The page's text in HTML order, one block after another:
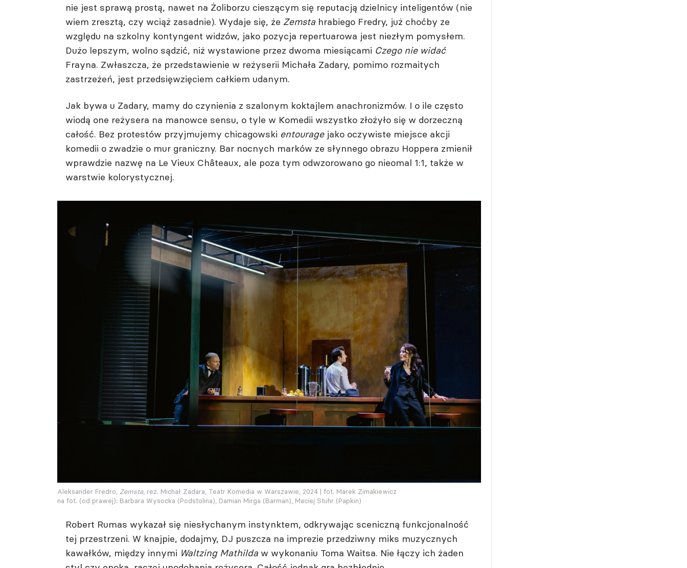
nie jest sprawą prostą, nawet na Żoliborzu cieszącym się reputacją dzielnicy inteligentów (nie
wiem zresztą, czy wciąż zasadnie). Wydaje się, że Zemsta hrabiego Fredry, już choćby ze
względu na szkolny kontyngent widzów, jako pozycja repertuarowa jest niezłym pomysłem.
Dużo lepszym, wolno sądzić, niż wystawione przez dwoma miesiącami Czego nie widać
Frayna. Zwłaszcza, że przedstawienie w reżyserii Michała Zadary, pomimo rozmaitych
zastrzeżeń, jest przedsięwzięciem całkiem udanym.
Jak bywa u Zadary, mamy do czynienia z szalonym koktajlem anachronizmów. I o ile często
wiodą one reżysera na manowce sensu, o tyle w Komedii wszystko złożyło się w dorzeczną
całość. Bez protestów przyjmujemy chicagowski entourage jako oczywiste miejsce akcji
komedii o zwadzie o mur graniczny. Bar nocnych marków ze słynnego obrazu Hoppera zmienił
wprawdzie nazwę na Le Vieux Châteaux, ale poza tym odwzorowano go nieomal 1:1, także w
warstwie kolorystycznej.
Aleksander Fredro, Zemsta , reż. Michał Zadara, Teatr Komedia w Warszawie, 2024 | fot. Marek Zimakiewicz
na fot. (od prawej): Barbara Wysocka (Podstolina), Damian Mirga (Barman), Maciej Stuhr (Papkin)
Robert Rumas wykazał się niesłychanym instynktem, odkrywając sceniczną funkcjonalność
tej przestrzeni. W knajpie, dodajmy, DJ puszcza na imprezie przedziwny miks muzycznych
kawałków, między innymi Waltzing Mathilda w wykonaniu Toma Waitsa. Nie łączy ich żaden